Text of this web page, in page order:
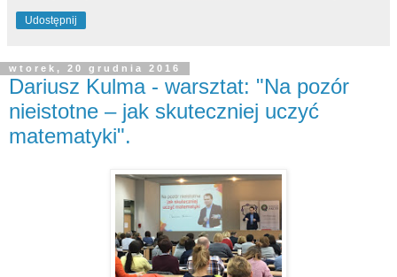
Udostępnij
wtorek, 20 grudnia 2016
Dariusz Kulma - warsztat: "Na pozór
nieistotne – jak skuteczniej uczyć
matematyki".